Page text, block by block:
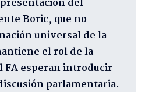
del
Boric, que no
universal de la
el rol de la
FA esperan introducir
parlamentaria.